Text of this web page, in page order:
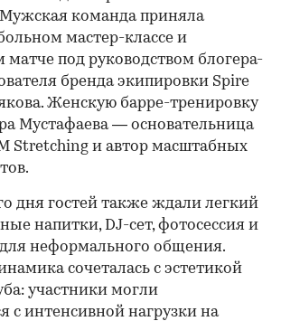
команда приняла
мастер-классе и
матче под руководством блогера-
бренда экипировки Spire
Женскую барре-тренировку
Мустафаева — основательница
Stretching и автор масштабных
дня гостей также ждали легкий
напитки, DJ-сет, фотосессия и
для неформального общения.
сочеталась с эстетикой
участники могли
с интенсивной нагрузки на